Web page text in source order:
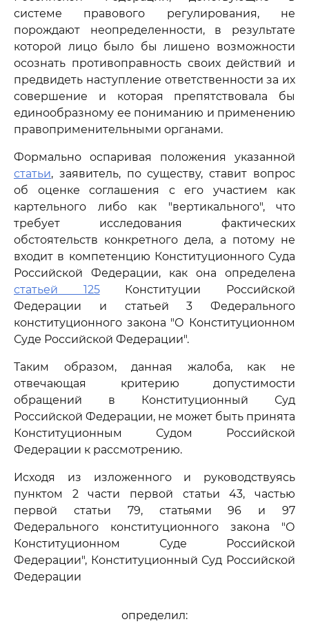
системе правового регулирования, не
порождают неопределенности, в результате
которой лицо было бы лишено возможности
осознать противоправность своих действий и
предвидеть наступление ответственности за их
совершение и которая препятствовала бы
единообразному ее пониманию и применению
правоприменительными органами.
Формально оспаривая положения указанной
статьи, заявитель, по существу, ставит вопрос
об оценке соглашения с его участием как
картельного либо как "вертикального", что
требует исследования фактических
обстоятельств конкретного дела, а потому не
входит в компетенцию Конституционного Суда
Российской Федерации, как она определена
статьей 125Конституции Российской
Федерации и статьей 3 Федерального
конституционного закона "О Конституционном
Суде Российской Федерации".
Таким образом, данная жалоба, как не
отвечающая критерию допустимости
обращений в Конституционный Суд
Российской Федерации, не может быть принята
Конституционным Судом Российской
Федерации к рассмотрению.
Исходя из изложенного и руководствуясь
пунктом 2 части первой статьи 43, частью
первой статьи 79, статьями 96 и 97
Федерального конституционного закона "О
Конституционном Суде Российской
Федерации", Конституционный Суд Российской
Федерации
определил: